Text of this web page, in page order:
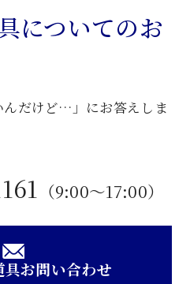
についてのお
んだけど…」にお答えしま
（9:00〜17:00）
具お問い合わせ